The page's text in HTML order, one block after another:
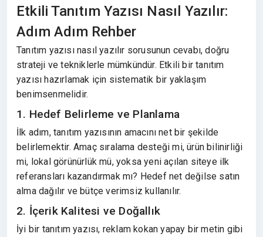
Etkili Tanıtım Yazısı Nasıl Yazılır:
Adım Adım Rehber
Tanıtım yazısı nasıl yazılır sorusunun cevabı, doğru
strateji ve tekniklerle mümkündür. Etkili bir tanıtım
yazısı hazırlamak için sistematik bir yaklaşım
benimsenmelidir.
1. Hedef Belirleme ve Planlama
İlk adım, tanıtım yazısının amacını net bir şekilde
belirlemektir. Amaç sıralama desteği mi, ürün bilinirliği
mi, lokal görünürlük mü, yoksa yeni açılan siteye ilk
referansları kazandırmak mı? Hedef net değilse satın
alma dağılır ve bütçe verimsiz kullanılır.
2. İçerik Kalitesi ve Doğallık
İyi bir tanıtım yazısı, reklam kokan yapay bir metin gibi